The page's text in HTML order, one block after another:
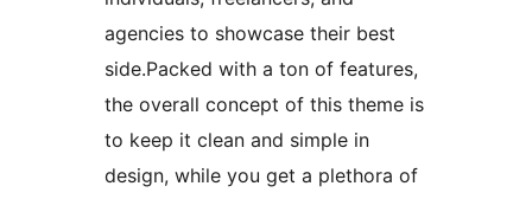
agencies to showcase their best
side.Packed with a ton of features,
the overall concept of this theme is
to keep it clean and simple in
design, while you get a plethora of